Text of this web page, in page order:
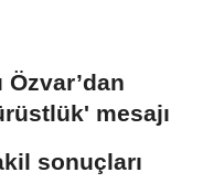
Özvar’dan
mesajı
sonuçları